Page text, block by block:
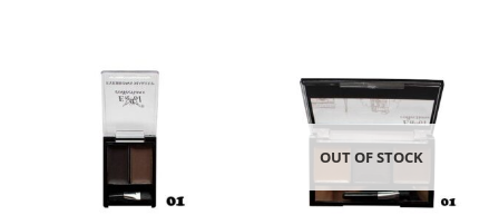
OUT OF STOCK